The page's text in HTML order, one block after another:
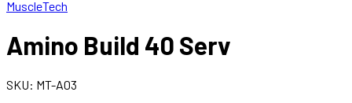
MuscleTech
Amino Build 40 Serv
SKU: MT-A03